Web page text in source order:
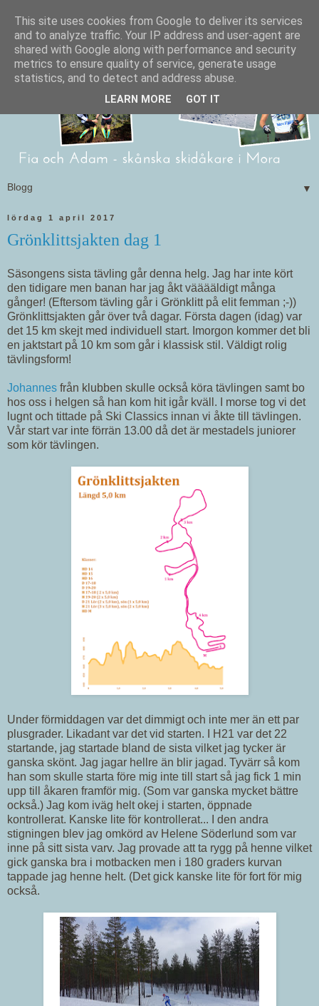
▼
lördag 1 april 2017
Grönklittsjakten dag 1
Säsongens sista tävling går denna helg. Jag har inte kört
den tidigare men banan har jag åkt vääääldigt många
gånger! (Eftersom tävling går i Grönklitt på elit femman ;-))
Grönklittsjakten går över två dagar. Första dagen (idag) var
det 15 km skejt med individuell start. Imorgon kommer det bli
en jaktstart på 10 km som går i klassisk stil. Väldigt rolig
tävlingsform!
Johannes från klubben skulle också köra tävlingen samt bo
hos oss i helgen så han kom hit igår kväll. I morse tog vi det
lugnt och tittade på Ski Classics innan vi åkte till tävlingen.
Vår start var inte förrän 13.00 då det är mestadels juniorer
som kör tävlingen.
Under förmiddagen var det dimmigt och inte mer än ett par
plusgrader. Likadant var det vid starten. I H21 var det 22
startande, jag startade bland de sista vilket jag tycker är
ganska skönt. Jag jagar hellre än blir jagad. Tyvärr så kom
han som skulle starta före mig inte till start så jag fick 1 min
upp till åkaren framför mig. (Som var ganska mycket bättre
också.) Jag kom iväg helt okej i starten, öppnade
kontrollerat. Kanske lite för kontrollerat... I den andra
stigningen blev jag omkörd av Helene Söderlund som var
inne på sitt sista varv. Jag provade att ta rygg på henne vilket
gick ganska bra i motbacken men i 180 graders kurvan
tappade jag henne helt. (Det gick kanske lite för fort för mig
också.
This site uses cookies from Google to deliver its services
and to analyze traffic. Your IP address and user-agent are
shared with Google along with performance and security
metrics to ensure quality of service, generate usage
statistics, and to detect and address abuse.
LEARN MORE GOT IT